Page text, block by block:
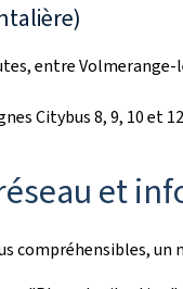
entre
Citybus 8, 9, 10
et
compréhensibles,